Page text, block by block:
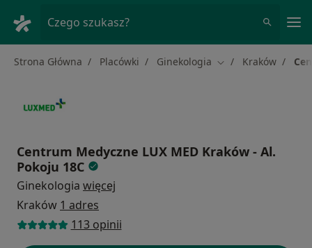
Czego szukasz?
Strona Główna Placówki Ginekologia Zmień miasto
Kraków
Centrum Medyczne LUX MED Kraków - Al.
Pokoju 18C
Ginekologia więcej
Kraków 1 adres
113 opinii